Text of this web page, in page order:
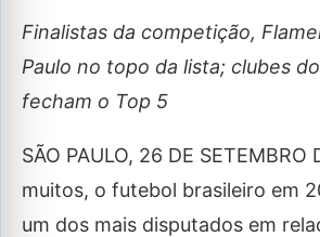
Finalistas da competição,
Paulo no topo da lista; clubes
fecham o Top 5
SÃO PAULO, 26 DE SETEMBRO
muitos, o futebol brasileiro em
um dos mais disputados em